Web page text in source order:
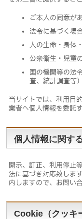
ご本人の同意が
法令に基づく場
人の生命・身体
公衆衛生・児童
国の機関等の法
査、統計調査等）
当サイトでは、利用目
業者へ個人情報を委託
個人情報に関す
開示、訂正、利用停止
法に基づき対応致しま
内しますので、お問い
Cookie（クッキ